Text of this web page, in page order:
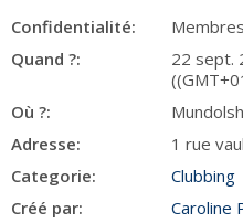
Confidentialité:
Membres
Quand ?:
22 sept.
Où ?:
Adresse:
1 rue
Categorie:
Clubbing
Créé par:
Caroline